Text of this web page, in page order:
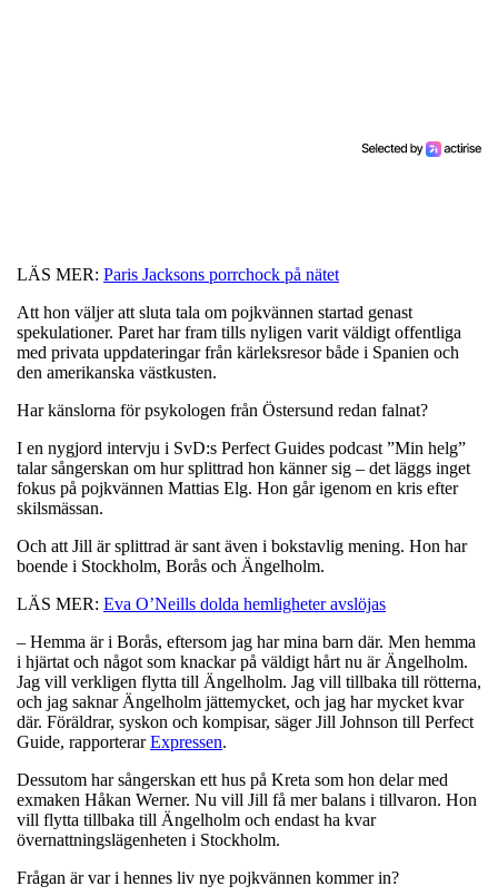
LÄS MER: Paris Jacksons porrchock på nätet
Att hon väljer att sluta tala om pojkvännen startad genast
spekulationer. Paret har fram tills nyligen varit väldigt offentliga
med privata uppdateringar från kärleksresor både i Spanien och
den amerikanska västkusten.
Har känslorna för psykologen från Östersund redan falnat?
I en nygjord intervju i SvD:s Perfect Guides podcast ”Min helg”
talar sångerskan om hur splittrad hon känner sig – det läggs inget
fokus på pojkvännen Mattias Elg. Hon går igenom en kris efter
skilsmässan.
Och att Jill är splittrad är sant även i bokstavlig mening. Hon har
boende i Stockholm, Borås och Ängelholm.
LÄS MER: Eva O’Neills dolda hemligheter avslöjas
– Hemma är i Borås, eftersom jag har mina barn där. Men hemma
i hjärtat och något som knackar på väldigt hårt nu är Ängelholm.
Jag vill verkligen flytta till Ängelholm. Jag vill tillbaka till rötterna,
och jag saknar Ängelholm jättemycket, och jag har mycket kvar
där. Föräldrar, syskon och kompisar, säger Jill Johnson till Perfect
Guide, rapporterarExpressen.
Dessutom har sångerskan ett hus på Kreta som hon delar med
exmaken Håkan Werner. Nu vill Jill få mer balans i tillvaron. Hon
vill flytta tillbaka till Ängelholm och endast ha kvar
övernattningslägenheten i Stockholm.
Frågan är var i hennes liv nye pojkvännen kommer in?